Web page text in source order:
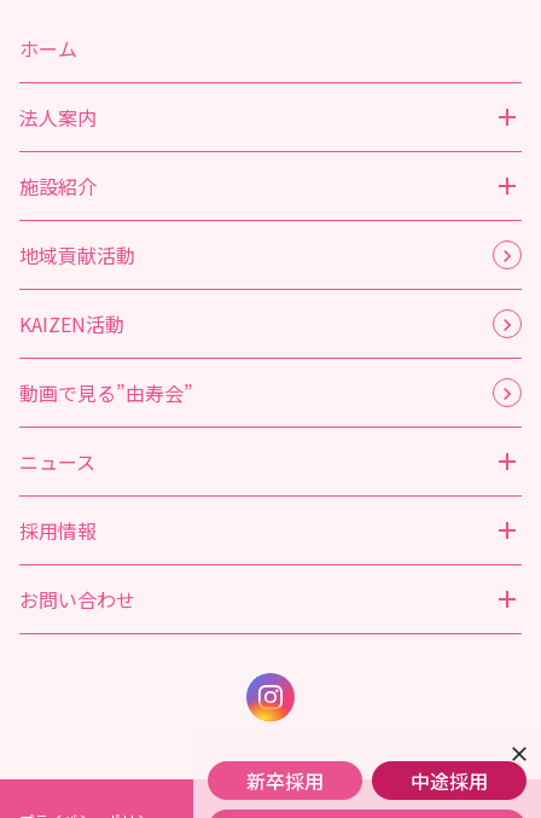
close
新卒採用
中途採用
ホーム
法人案内
施設紹介
地域貢献活動
KAIZEN活動
動画で見る”由寿会”
ニュース
採用情報
お問い合わせ